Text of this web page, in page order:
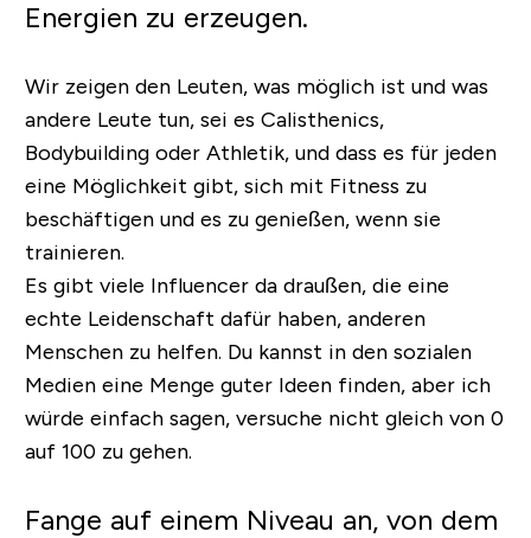
Energien zu erzeugen.
Wir zeigen den Leuten, was möglich ist und was
andere Leute tun, sei es Calisthenics,
Bodybuilding oder Athletik, und dass es für jeden
eine Möglichkeit gibt, sich mit Fitness zu
beschäftigen und es zu genießen, wenn sie
trainieren.
Es gibt viele Influencer da draußen, die eine
echte Leidenschaft dafür haben, anderen
Menschen zu helfen. Du kannst in den sozialen
Medien eine Menge guter Ideen finden, aber ich
würde einfach sagen, versuche nicht gleich von 0
auf 100 zu gehen.
Fange auf einem Niveau an, von dem